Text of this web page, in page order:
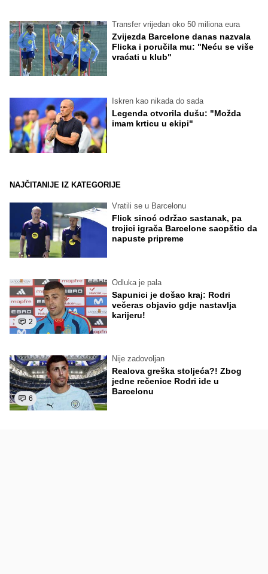
Transfer vrijedan oko 50 miliona eura
Zvijezda Barcelone danas nazvala
Flicka i poručila mu: "Neću se više
vraćati u klub"
Iskren kao nikada do sada
Legenda otvorila dušu: "Možda
imam krticu u ekipi"
NAJČITANIJE IZ KATEGORIJE
Vratili se u Barcelonu
Flick sinoć održao sastanak, pa
trojici igrača Barcelone saopštio da
napuste pripreme
2
Odluka je pala
Sapunici je došao kraj: Rodri
večeras objavio gdje nastavlja
karijeru!
6
Nije zadovoljan
Realova greška stoljeća?! Zbog
jedne rečenice Rodri ide u
Barcelonu